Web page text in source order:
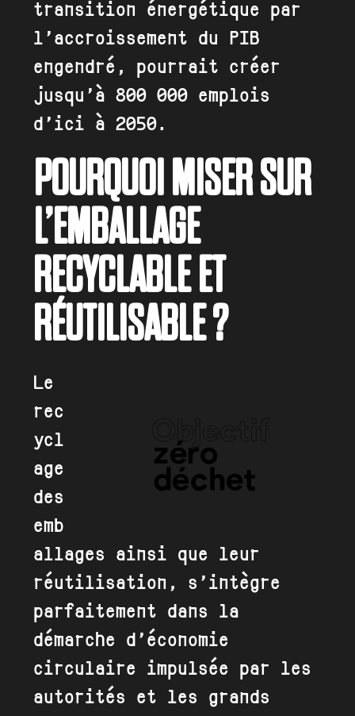
transition énergétique par
l’accroissement du PIB
engendré, pourrait créer
jusqu’à 800 000 emplois
d’ici à 2050.
POURQUOI MISER SUR
L’EMBALLAGE
RECYCLABLE ET
RÉUTILISABLE ?
Le
rec
ycl
age
des
emb
allages ainsi que leur
réutilisation, s’intègre
parfaitement dans la
démarche d’économie
circulaire impulsée par les
autorités et les grands